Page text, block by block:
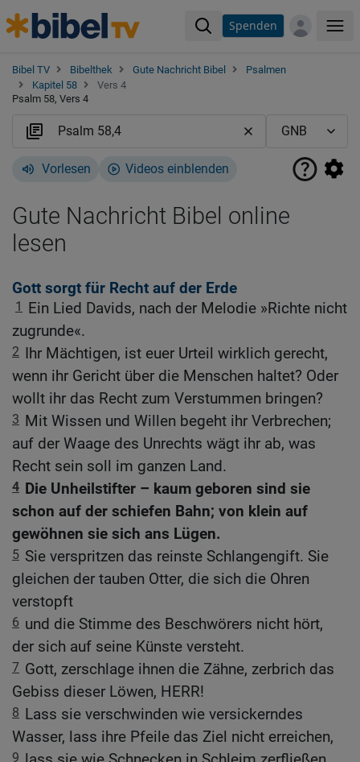
Spenden
Bibel TV Bibelthek Gute Nachricht Bibel
Psalmen
Kapitel 58
Vers 4
Psalm 58, Vers 4
Vorlesen Videos einblenden
Gute Nachricht Bibel online
lesen
Gott sorgt für Recht auf der Erde
1
Ein Lied Davids, nach der Melodie »Richte nicht
zugrunde«.
2 Ihr Mächtigen, ist euer Urteil wirklich gerecht,
wenn ihr Gericht über die Menschen haltet? Oder
wollt ihr das Recht zum Verstummen bringen?
3 Mit Wissen und Willen begeht ihr Verbrechen;
auf der Waage des Unrechts wägt ihr ab, was
Recht sein soll im ganzen Land.
4 Die Unheilstifter – kaum geboren sind sie
schon auf der schiefen Bahn; von klein auf
gewöhnen sie sich ans Lügen.
5 Sie verspritzen das reinste Schlangengift. Sie
gleichen der tauben Otter, die sich die Ohren
verstopft
6 und die Stimme des Beschwörers nicht hört,
der sich auf seine Künste versteht.
7 Gott, zerschlage ihnen die Zähne, zerbrich das
Gebiss dieser Löwen, HERR!
8 Lass sie verschwinden wie versickerndes
Wasser, lass ihre Pfeile das Ziel nicht erreichen,
9